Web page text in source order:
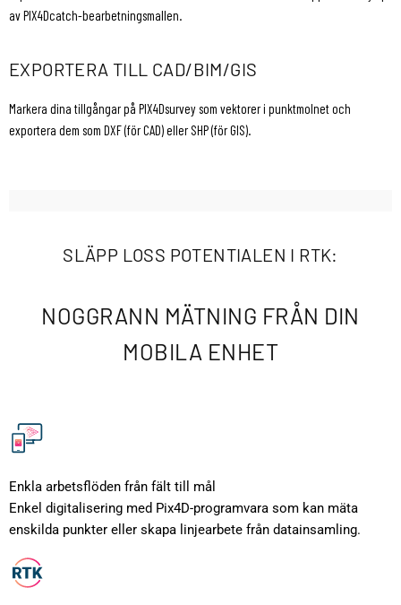
av PIX4Dcatch-bearbetningsmallen.
EXPORTERA TILL CAD/BIM/GIS
Markera dina tillgångar på PIX4Dsurvey som vektorer i punktmolnet och
exportera dem som DXF (för CAD) eller SHP (för GIS).
SLÄPP LOSS POTENTIALEN I RTK:
NOGGRANN MÄTNING FRÅN DIN
MOBILA ENHET
Enkla arbetsflöden från fält till mål
Enkel digitalisering med Pix4D-programvara som kan mäta
enskilda punkter eller skapa linjearbete från datainsamling.